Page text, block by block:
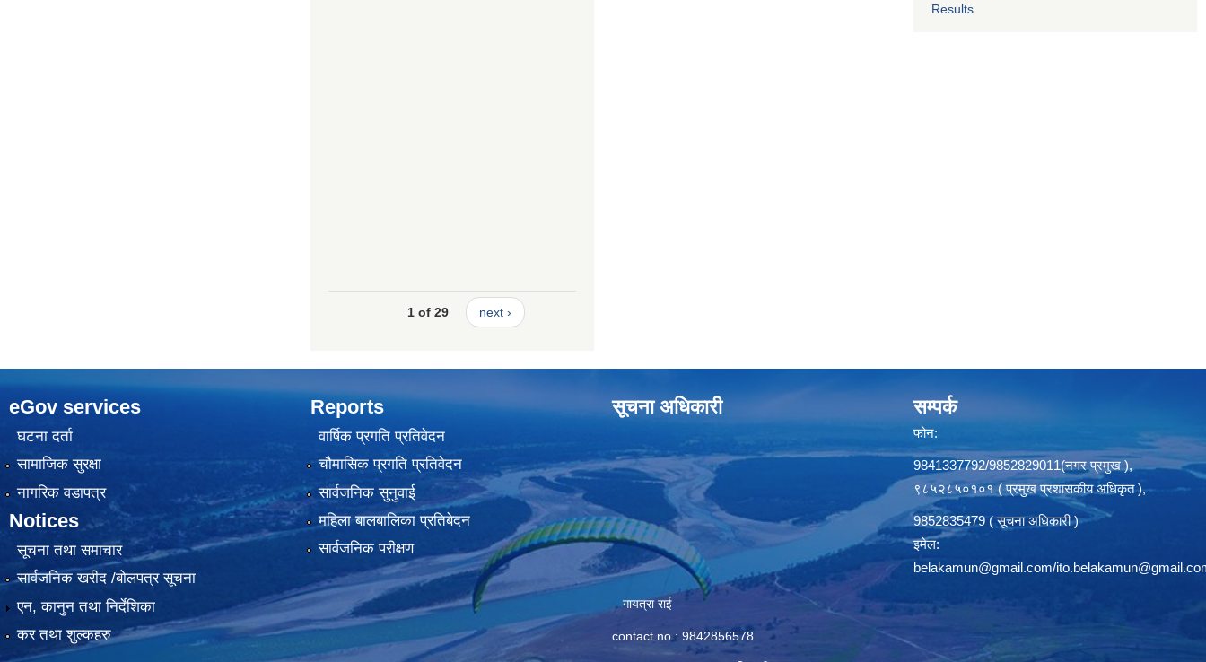
1 of 29 next ›
Results
eGov services
घटना दर्ता
सामाजिक सुरक्षा
नागरिक वडापत्र
Notices
सूचना तथा समाचार
सार्वजनिक खरीद /बोलपत्र सूचना
एन, कानुन तथा निर्देशिका
कर तथा शुल्कहरु
Reports
वार्षिक प्रगति प्रतिवेदन
चौमासिक प्रगति प्रतिवेदन
सार्वजनिक सुनुवाई
महिला बालबालिका प्रतिबेदन
सार्वजनिक परीक्षण
सूचना अधिकारी
गायत्रा राई
contact no.: 9842856578
सम्पर्क
फोन:
9841337792/9852829011(नगर प्रमुख ),
९८५२८५०१०१ ( प्रमुख प्रशासकीय अधिकृत ),
9852835479 ( सूचना अधिकारी )
इमेल:
belakamun@gmail.com/